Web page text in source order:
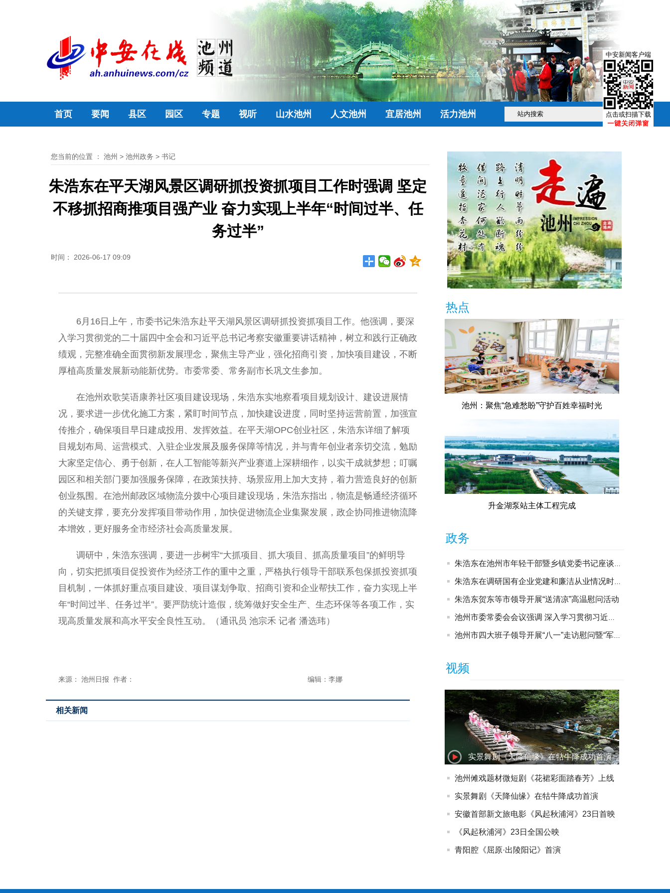
首页 要闻 县区 园区 专题 视听 山水池州 人文池州 宜居池州 活力池州
您当前的位置 ： 池州 > 池州政务 > 书记
朱浩东在平天湖风景区调研抓投资抓项目工作时强调 坚定
不移抓招商推项目强产业 奋力实现上半年“时间过半、任
务过半”
时间： 2026-06-17 09:09
6月16日上午，市委书记朱浩东赴平天湖风景区调研抓投资抓项目工作。他强调，要深
入学习贯彻党的二十届四中全会和习近平总书记考察安徽重要讲话精神，树立和践行正确政
绩观，完整准确全面贯彻新发展理念，聚焦主导产业，强化招商引资，加快项目建设，不断
厚植高质量发展新动能新优势。市委常委、常务副市长巩文生参加。
在池州欢歌笑语康养社区项目建设现场，朱浩东实地察看项目规划设计、建设进展情
况，要求进一步优化施工方案，紧盯时间节点，加快建设进度，同时坚持运营前置，加强宣
传推介，确保项目早日建成投用、发挥效益。在平天湖OPC创业社区，朱浩东详细了解项
目规划布局、运营模式、入驻企业发展及服务保障等情况，并与青年创业者亲切交流，勉励
大家坚定信心、勇于创新，在人工智能等新兴产业赛道上深耕细作，以实干成就梦想；叮嘱
园区和相关部门要加强服务保障，在政策扶持、场景应用上加大支持，着力营造良好的创新
创业氛围。在池州邮政区域物流分拨中心项目建设现场，朱浩东指出，物流是畅通经济循环
的关键支撑，要充分发挥项目带动作用，加快促进物流企业集聚发展，政企协同推进物流降
本增效，更好服务全市经济社会高质量发展。
调研中，朱浩东强调，要进一步树牢“大抓项目、抓大项目、抓高质量项目”的鲜明导
向，切实把抓项目促投资作为经济工作的重中之重，严格执行领导干部联系包保抓投资抓项
目机制，一体抓好重点项目建设、项目谋划争取、招商引资和企业帮扶工作，奋力实现上半
年“时间过半、任务过半”。要严防统计造假，统筹做好安全生产、生态环保等各项工作，实
现高质量发展和高水平安全良性互动。
（通讯员 池宗禾 记者 潘选玮）
来源： 池州日报 作者： 编辑：李娜
相关新闻
热点
池州：聚焦“急难愁盼”守护百姓幸福时光
升金湖泵站主体工程完成
政务
朱浩东在池州市年轻干部暨乡镇党委书记座谈会上强调 牢固树立和践行正确政绩观 奋力展现新担当实现新作为
朱浩东在调研国有企业党建和廉洁从业情况时强调 深入学习贯彻习近平党建思想 以高质量党建引领国企高质量发展
朱浩东贺东等市领导开展“送清凉”高温慰问活动
池州市委常委会会议强调 深入学习贯彻习近平总书记重要讲话重要指示精神 凝聚各方面智慧和力量不断创造高质量发展新业绩
池州市四大班子领导开展“八一”走访慰问暨“军事日”活动
视频
实景舞剧《天降仙缘》在牯牛降成功首演
池州傩戏题材微短剧《花裙彩面踏春芳》上线
实景舞剧《天降仙缘》在牯牛降成功首演
安徽首部新文旅电影《风起秋浦河》23日首映
《风起秋浦河》23日全国公映
青阳腔《屈原·出陵阳记》首演
中安新闻客户端
点击或扫描下载